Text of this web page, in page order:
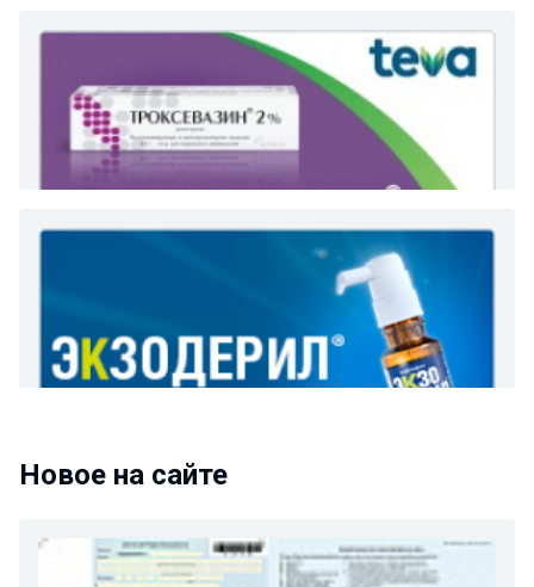
Новое на сайте